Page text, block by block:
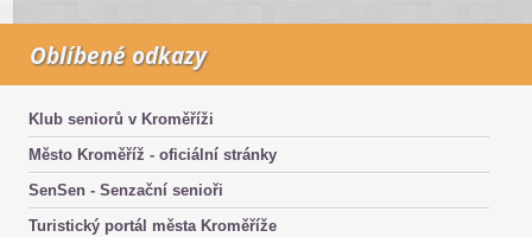
Oblíbené odkazy
Klub seniorů v Kroměříži
Město Kroměříž - oficiální stránky
SenSen - Senzační senioři
Turistický portál města Kroměříže